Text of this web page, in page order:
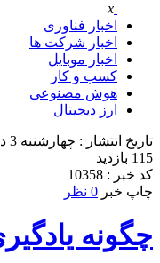
x
اخبار فناوری
اخبار شرکت ها
اخبار موبایل
کسب و کار
هوش مصنوعی
ارز دیجیتال
تاریخ انتشار : چهارشنبه 3 دسامبر 2025 - 19:11
115 بازدید
کد خبر : 10358
چاپ خبر 0 نظر
چگونه